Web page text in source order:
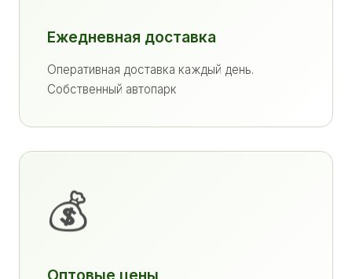
Ежедневная доставка
Оперативная доставка каждый день.
Собственный автопарк
💰
Оптовые цены